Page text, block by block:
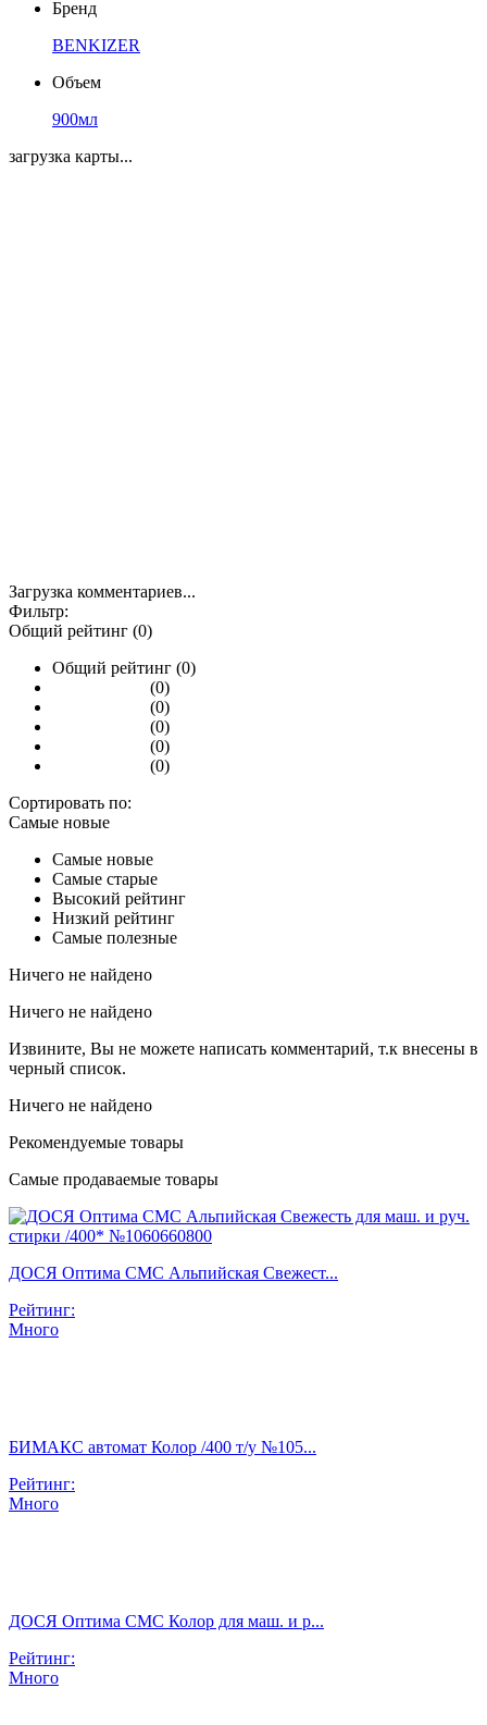
Бренд
BENKIZER
Объем
900мл
загрузка карты...
Загрузка комментариев...
Фильтр:
Общий рейтинг (0)
Общий рейтинг (0)
(0)
(0)
(0)
(0)
(0)
Сортировать по:
Самые новые
Самые новые
Самые старые
Высокий рейтинг
Низкий рейтинг
Самые полезные
Ничего не найдено
Ничего не найдено
Извините, Вы не можете написать комментарий, т.к внесены в
черный список.
Ничего не найдено
Рекомендуемые товары
Самые продаваемые товары
ДОСЯ Оптима СМС Альпийская Свежест...
Рейтинг:
Много
БИМАКС автомат Колор /400 т/у №105...
Рейтинг:
Много
ДОСЯ Оптима СМС Колор для маш. и р...
Рейтинг:
Много